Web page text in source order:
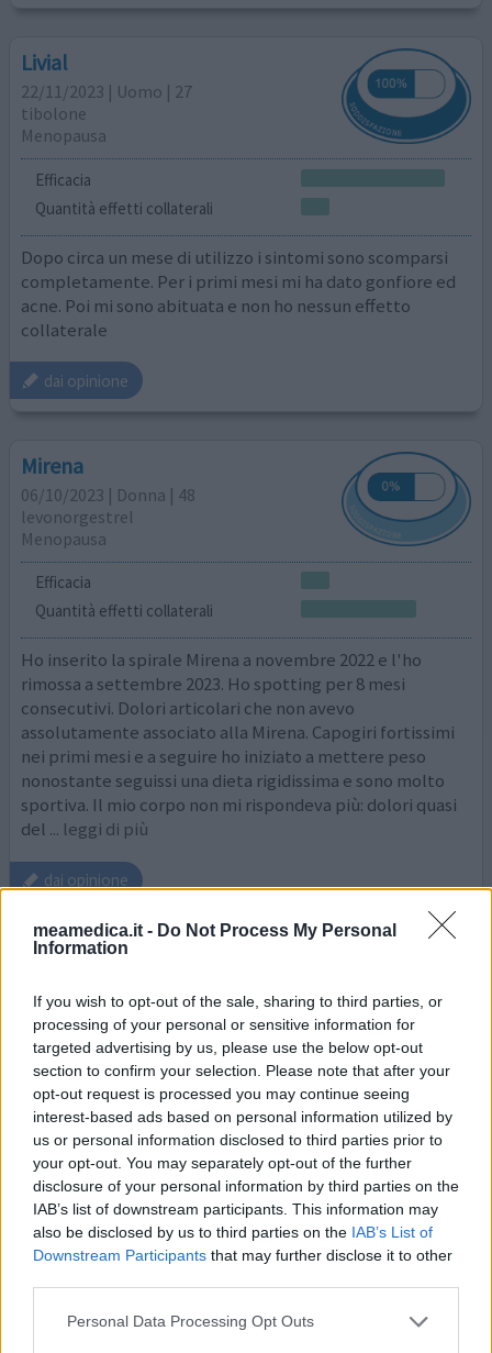
meamedica.it - Do Not Process My Personal
Information
If you wish to opt-out of the sale, sharing to third parties, or
processing of your personal or sensitive information for
targeted advertising by us, please use the below opt-out
section to confirm your selection. Please note that after your
opt-out request is processed you may continue seeing
interest-based ads based on personal information utilized by
us or personal information disclosed to third parties prior to
your opt-out. You may separately opt-out of the further
disclosure of your personal information by third parties on the
IAB’s list of downstream participants. This information may
also be disclosed by us to third parties on the IAB’s List of
Downstream Participants that may further disclose it to other
Personal Data Processing Opt Outs
Livial
22/11/2023 | Uomo | 27
tibolone
Menopausa
Efficacia
Quantità effetti collaterali
Dopo circa un mese di utilizzo i sintomi sono scomparsi
completamente. Per i primi mesi mi ha dato gonfiore ed
acne. Poi mi sono abituata e non ho nessun effetto
collaterale
dai opinione
Mirena
06/10/2023 | Donna | 48
levonorgestrel
Menopausa
Efficacia
Quantità effetti collaterali
Ho inserito la spirale Mirena a novembre 2022 e l'ho
rimossa a settembre 2023. Ho spotting per 8 mesi
consecutivi. Dolori articolari che non avevo
assolutamente associato alla Mirena. Capogiri fortissimi
nei primi mesi e a seguire ho iniziato a mettere peso
nonostante seguissi una dieta rigidissima e sono molto
sportiva. Il mio corpo non mi rispondeva più: dolori quasi
del ... leggi di più
dai opinione
06/07/2023 | Donna | 53
tibolone
Menopausa
Efficacia
Quantità effetti collaterali
È una settimana che prendo livial ho 53 anni e sono in
menopausa conclamata da un anno. Sotto consiglio del
mio ginecologo ho iniziato la terapia, a parte che le
vampate sono le stesse, libido assente, dolori articolari
sempre presenti. ..so che è presto, ma sinceramente in